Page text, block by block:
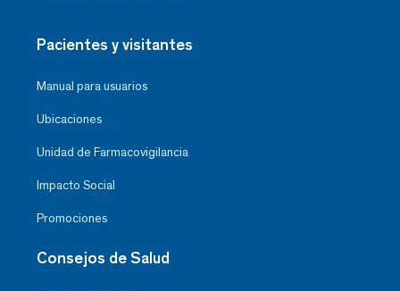
Pacientes y visitantes
Manual para usuarios
Ubicaciones
Unidad de Farmacovigilancia
Impacto Social
Promociones
Consejos de Salud